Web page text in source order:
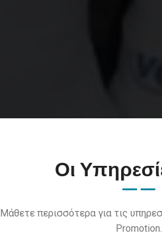
Οι
Μάθετε περισσότερα για τις
Promotion.